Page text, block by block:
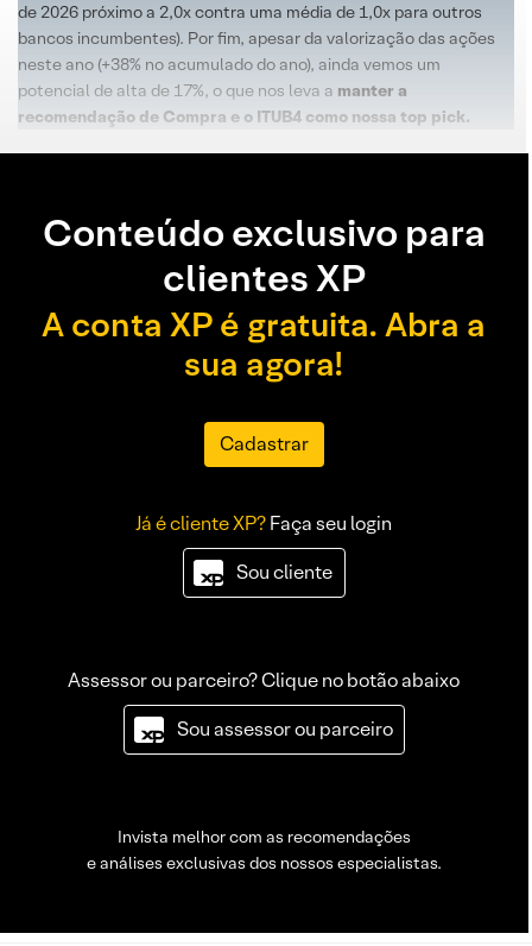
de 2026 próximo a 2,0x contra uma média de 1,0x para outros
bancos incumbentes). Por fim, apesar da valorização das ações
neste ano (+38% no acumulado do ano), ainda vemos um
potencial de alta de 17%, o que nos leva a manter a
recomendação de Compra e o ITUB4 como nossa top pick.
Conteúdo exclusivo para
clientes XP
A conta XP é gratuita. Abra a
sua agora!
Cadastrar
Já é cliente XP?Faça seu login
Sou cliente
Assessor ou parceiro? Clique no botão abaixo
Sou assessor ou parceiro
Invista melhor com as recomendações
e análises exclusivas dos nossos especialistas.